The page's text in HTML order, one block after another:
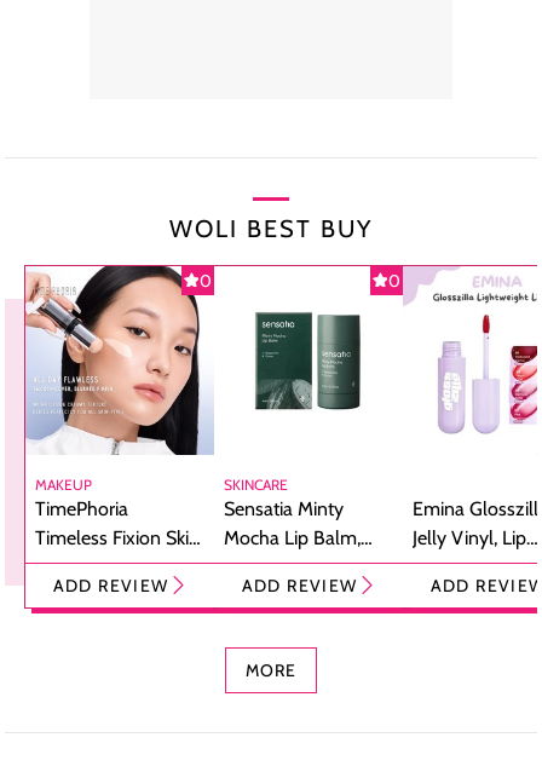
WOLI BEST BUY
0
MAKEUP
TimePhoria
Timeless Fixion Skin
Tint Stick,
Foundation dan
ADD REVIEW
0
SKINCARE
Sensatia Minty
Mocha Lip Balm,
Pelembap Bibir
dengan Aroma
ADD REVIEW
Emina
Jelly Vinyl, Lip
Cream Glossy
Ringan
ADD
MORE